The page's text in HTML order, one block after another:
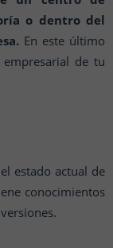
o dentro del
En este último
de tu
estado actual de
conocimientos